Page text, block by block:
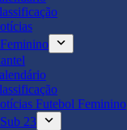
Futebol Feminino
23